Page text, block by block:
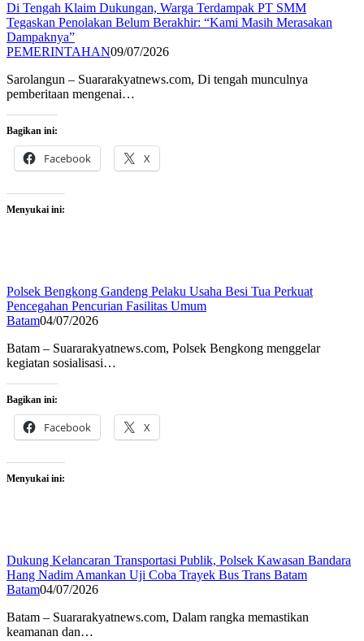
Di Tengah Klaim Dukungan, Warga Terdampak PT SMM
Tegaskan Penolakan Belum Berakhir: “Kami Masih Merasakan
Dampaknya”
PEMERINTAHAN09/07/2026
Sarolangun – Suararakyatnews.com, Di tengah munculnya
pemberitaan mengenai…
Bagikan ini:
Facebook X
Menyukai ini:
Polsek Bengkong Gandeng Pelaku Usaha Besi Tua Perkuat
Pencegahan Pencurian Fasilitas Umum
Batam04/07/2026
Batam – Suararakyatnews.com, Polsek Bengkong menggelar
kegiatan sosialisasi…
Bagikan ini:
Facebook X
Menyukai ini:
Dukung Kelancaran Transportasi Publik, Polsek Kawasan Bandara
Hang Nadim Amankan Uji Coba Trayek Bus Trans Batam
Batam04/07/2026
Batam – Suararakyatnews.com, Dalam rangka memastikan
keamanan dan…